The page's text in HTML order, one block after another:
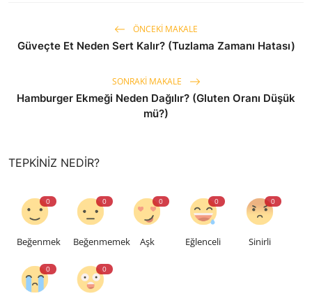
ÖNCEKI MAKALE
Güveçte Et Neden Sert Kalır? (Tuzlama Zamanı Hatası)
SONRAKI MAKALE
Hamburger Ekmeği Neden Dağılır? (Gluten Oranı Düşük
mü?)
TEPKINIZ NEDIR?
0
Beğenmek
0
Beğenmemek
0
Aşk
0
Eğlenceli
0
Sinirli
0 0